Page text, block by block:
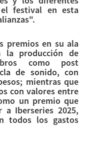
festival en esta
premios en su ala
la producción de
como post
de sonido, con
mientras que
con valores entre
un premio que
Iberseries 2025,
todos los gastos